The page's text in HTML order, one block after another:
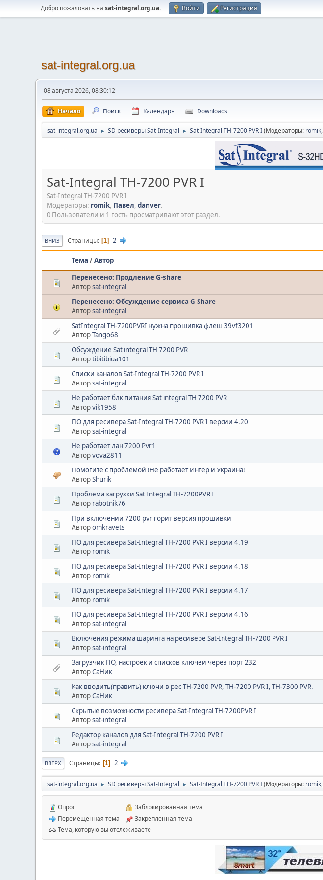
Добро пожаловать на sat-integral.org.ua. Войти Регистрация
sat-integral.org.ua
08 августа 2026, 08:30:12
Начало Поиск Календарь Downloads
sat-integral.org.ua ► SD ресиверы Sat-Integral ► Sat-Integral TH-7200 PVR I(Модераторы: romik,
Sat-Integral TH-7200 PVR I
Sat-Integral TH-7200 PVR I
Модераторы: romik, Павел, danver.
0 Пользователи и 1 гость просматривают этот раздел.
ВНИЗ Страницы 1 2
Тема /Автор
Перенесено: Продление G-share
Авторsat-integral
Перенесено: Обсуждение сервиса G-Share
Авторsat-integral
SatIntegral TH-7200PVRI нужна прошивка флеш 39vf3201
АвторTango68
Обсуждение Sat integral TH 7200 PVR
Авторtibitibiua101
Списки каналов Sat-Integral TH-7200 PVR I
Авторsat-integral
Не работает блк питания Sat integral TH 7200 PVR
Авторvik1958
ПО для ресивера Sat-Integral TH-7200 PVR I версии 4.20
Авторsat-integral
Не работает лан 7200 Pvr1
Авторvova2811
Помогите с проблемой !Не работает Интер и Украина!
АвторShurik
Проблема загрузки Sat Integral TH-7200PVR I
Автор rabotnik76
При включении 7200 pvr горит версия прошивки
Авторomkravets
ПО для ресивера Sat-Integral TH-7200 PVR I версии 4.19
Автор romik
ПО для ресивера Sat-Integral TH-7200 PVR I версии 4.18
Автор romik
ПО для ресивера Sat-Integral TH-7200 PVR I версии 4.17
Автор romik
ПО для ресивера Sat-Integral TH-7200 PVR I версии 4.16
Авторsat-integral
Включения режима шаринга на ресивере Sat-Integral TH-7200 PVR I
Авторsat-integral
Загрузчик ПО, настроек и списков ключей через порт 232
АвторСаНик
Как вводить(править) ключи в рес TH-7200 PVR, TH-7200 PVR I, TH-7300 PVR.
АвторСаНик
Скрытые возможности ресивера Sat-Integral TH-7200PVR I
Авторsat-integral
Редактор каналов для Sat-Integral TH-7200 PVR I
Авторsat-integral
ВВЕРХ Страницы 1 2
sat-integral.org.ua ► SD ресиверы Sat-Integral ► Sat-Integral TH-7200 PVR I(Модераторы: romik,
Опрос
Перемещенная тема
Заблокированная тема
Закрепленная тема
Тема, которую вы отслеживаете